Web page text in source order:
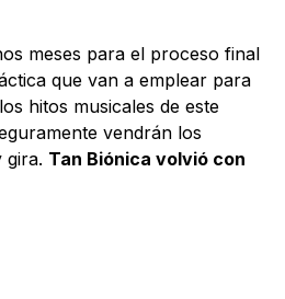
meses para el proceso final
que van a emplear para
hitos musicales de este
vendrán los
gira. Tan Biónica volvió con